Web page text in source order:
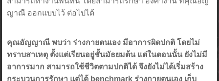
ญาณี ออกแบบไว้ ต่อไปได้
คุณอัญญาณี พบว่า ร่างกายตนเอง มีอาการผิดปกติ โดยไม่
ทราบสาเหตุ ตั้งแต่เรียนอยู่ชั้นมัธยมต้น แต่ในตอนนั้น ยังไม่มี
อาการมาก สามารถใช้ชีวิตตามปกติได้ จึงยังไม่ได้เริ่มสร้าง
กระบวนการรักษา แต่ได้ benchmark ร่างกายตนเอง เก็บ